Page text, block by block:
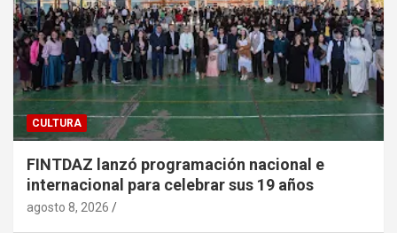
CULTURA
FINTDAZ lanzó programación nacional e
internacional para celebrar sus 19 años
agosto 8, 2026